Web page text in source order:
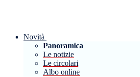
Novità
Panoramica
Le notizie
Le circolari
Albo online